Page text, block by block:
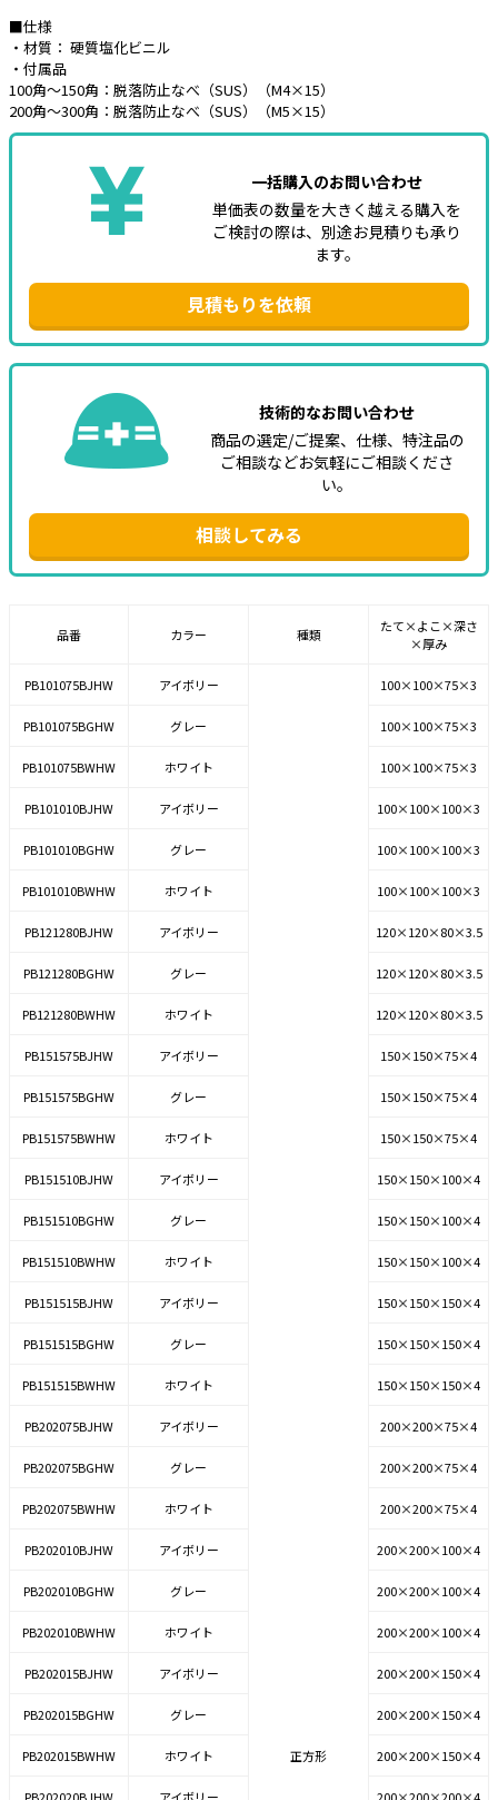
e431オリジナル
暑さ対策
販売終了品
■仕様
・材質： 硬質塩化ビニル
・付属品
100角～150角：脱落防止なべ（SUS）（M4×15）
200角～300角：脱落防止なべ（SUS）（M5×15）
一括購入のお問い合わせ
単価表の数量を大きく越える購入を
ご検討の際は、別途お見積りも承り
ます。
見積もりを依頼
技術的なお問い合わせ
商品の選定/ご提案、仕様、特注品の
ご相談などお気軽にご相談くださ
い。
相談してみる
品番 カラー 種類
たて×よこ×深さ
×厚み
PB101075BJHW アイボリー
正方形
100×100×75×3
PB101075BGHW グレー 100×100×75×3
PB101075BWHW ホワイト 100×100×75×3
PB101010BJHW アイボリー 100×100×100×3
PB101010BGHW グレー 100×100×100×3
PB101010BWHW ホワイト 100×100×100×3
PB121280BJHW アイボリー 120×120×80×3.5
PB121280BGHW グレー 120×120×80×3.5
PB121280BWHW ホワイト 120×120×80×3.5
PB151575BJHW アイボリー 150×150×75×4
PB151575BGHW グレー 150×150×75×4
PB151575BWHW ホワイト 150×150×75×4
PB151510BJHW アイボリー 150×150×100×4
PB151510BGHW グレー 150×150×100×4
PB151510BWHW ホワイト 150×150×100×4
PB151515BJHW アイボリー 150×150×150×4
PB151515BGHW グレー 150×150×150×4
PB151515BWHW ホワイト 150×150×150×4
PB202075BJHW アイボリー 200×200×75×4
PB202075BGHW グレー 200×200×75×4
PB202075BWHW ホワイト 200×200×75×4
PB202010BJHW アイボリー 200×200×100×4
PB202010BGHW グレー 200×200×100×4
PB202010BWHW ホワイト 200×200×100×4
PB202015BJHW アイボリー 200×200×150×4
PB202015BGHW グレー 200×200×150×4
PB202015BWHW ホワイト 200×200×150×4